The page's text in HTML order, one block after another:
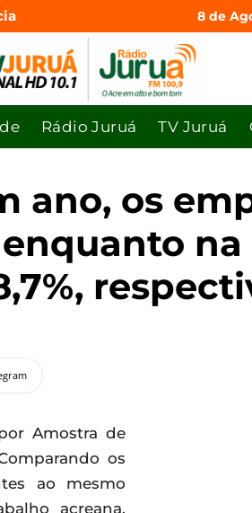
8 de
Rádio Juruá TV Juruá
ano, os
Amostra de
os
ao mesmo
acreana.